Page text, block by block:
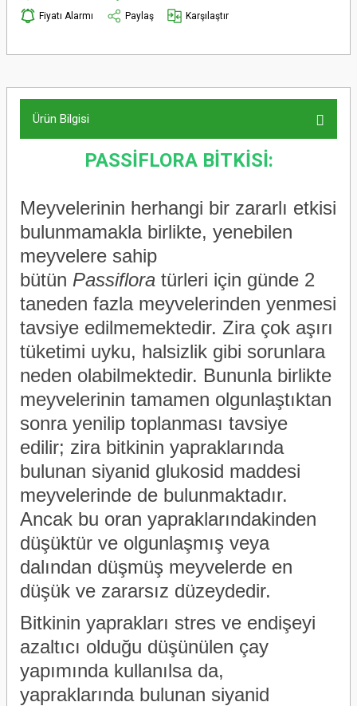
Fiyatı Alarmı
Paylaş Karşılaştır
Ürün Bilgisi
PASSİFLORA BİTKİSİ:
Meyvelerinin herhangi bir zararlı etkisi
bulunmamakla birlikte, yenebilen
meyvelere sahip
bütün Passiflora türleri için günde 2
taneden fazla meyvelerinden yenmesi
tavsiye edilmemektedir. Zira çok aşırı
tüketimi uyku, halsizlik gibi sorunlara
neden olabilmektedir. Bununla birlikte
meyvelerinin tamamen olgunlaştıktan
sonra yenilip toplanması tavsiye
edilir; zira bitkinin yapraklarında
bulunan siyanid glukosid maddesi
meyvelerinde de bulunmaktadır.
Ancak bu oran yapraklarındakinden
düşüktür ve olgunlaşmış veya
dalından düşmüş meyvelerde en
düşük ve zararsız düzeydedir.
Bitkinin yaprakları stres ve endişeyi
azaltıcı olduğu düşünülen çay
yapımında kullanılsa da,
yapraklarında bulunan siyanid